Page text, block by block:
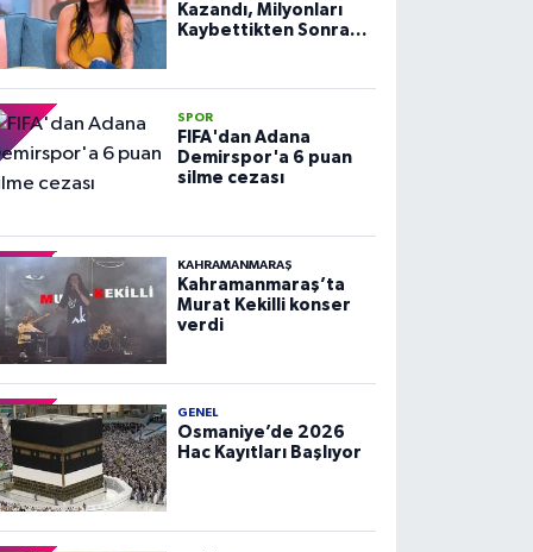
Kazandı, Milyonları
Kaybettikten Sonra
SPOR
FIFA'dan Adana
Demirspor'a 6 puan
silme cezası
KAHRAMANMARAŞ
Kahramanmaraş’ta
Murat Kekilli konser
verdi
GENEL
Osmaniye’de 2026
Hac Kayıtları Başlıyor